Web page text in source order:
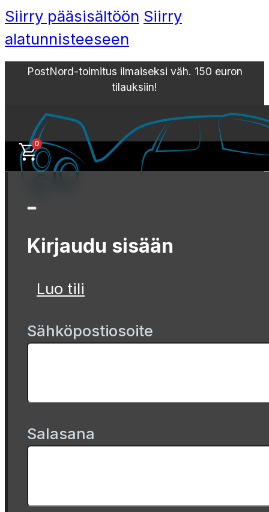
Siirry pääsisältöön Siirry
alatunnisteeseen
PostNord-toimitus ilmaiseksi väh. 150 euron
tilauksiin!
0
Kirjaudu sisään
Luo tili
Sähköpostiosoite
Salasana